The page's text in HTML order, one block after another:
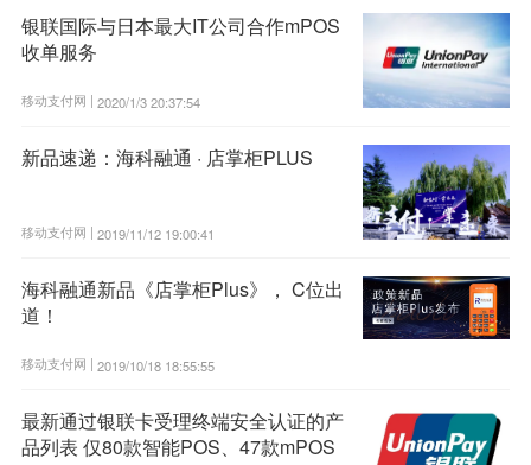
银联国际与日本最大IT公司合作mPOS
收单服务
移动支付网 | 2020/1/3 20:37:54
新品速递：海科融通 · 店掌柜PLUS
移动支付网 | 2019/11/12 19:00:41
海科融通新品《店掌柜Plus》， C位出
道！
移动支付网 | 2019/10/18 18:55:55
最新通过银联卡受理终端安全认证的产
品列表 仅80款智能POS、47款mPOS